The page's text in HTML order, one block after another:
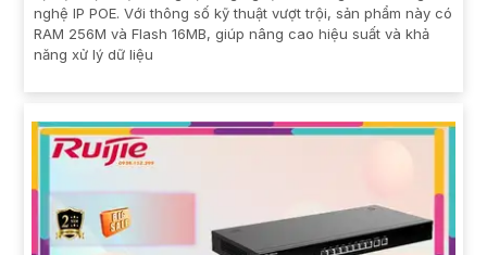
nghệ IP POE. Với thông số kỹ thuật vượt trội, sản phẩm này có
RAM 256M và Flash 16MB, giúp nâng cao hiệu suất và khả
năng xử lý dữ liệu